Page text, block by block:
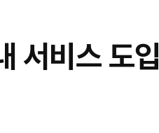
서비스 도입